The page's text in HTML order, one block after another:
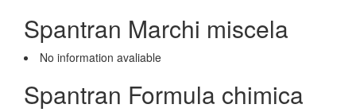
Spantran Marchi miscela
No information avaliable
Spantran Formula chimica